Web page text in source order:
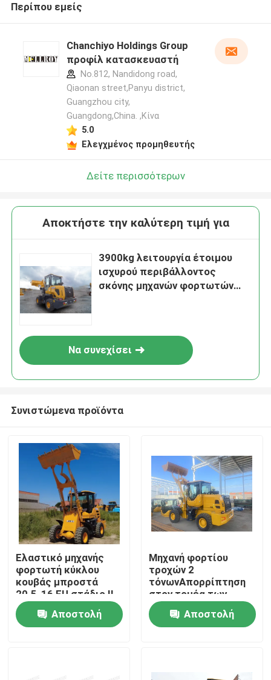
Σπίτι
Περίπου εμείς
Chanchiyo Holdings Group
προφίλ κατασκευαστή
No.812, Nandidong road,
Qiaonan street,Panyu district,
Guangzhou city,
Guangdong,China. ,Κίνα
5.0
Ελεγχμένος προμηθευτής
Δείτε περισσότερων
Αποκτήστε την καλύτερη τιμή για
3900kg λειτουργία έτοιμου
ισχυρού περιβάλλοντος
σκόνης μηχανών φορτωτών
Να συνεχίσει
Συνιστώμενα προϊόντα
Ελαστικό μηχανής
φορτωτή κύκλου
κουβάς μπροστά
20.5-16 EU στάδιο ΙΙ
Αποστολή
Μηχανή φορτίου
τροχών 2
τόνωνΑπορρίπτηση
στον τομέα των
κατασκευών και της
γεωργίαςΑποστολή